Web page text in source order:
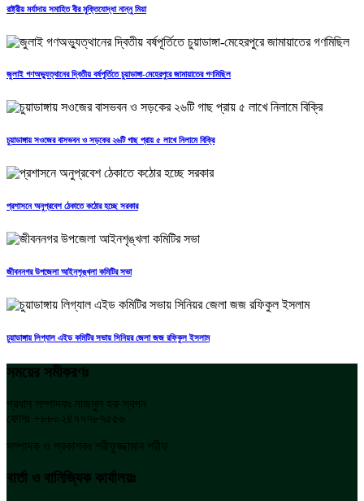
রাষ্ট্রীয় মর্যাদায় সমাহিত বীর মুক্তিযোদ্ধা নান্নু মিয়া
জুলাই গণঅভ্যুত্থানের দ্বিতীয় বর্ষপূর্তিতে চুয়াডাঙ্গা-মেহেরপুরে জামায়াতের গণমিছিল
চুয়াডাঙ্গায় সওজের বাসভবন ও সড়কের ২৬টি গাছ প্রায় ৫ লাখে নিলামে বিক্রি
প্রশাসনে অনুপ্রবেশ ঠেকাতে কঠোর হচ্ছে সরকার
জীবননগর উপজেলা আইনশৃঙ্খলা কমিটির সভা
চুয়াডাঙ্গায় লিগ্যাল এইড কমিটির সভায় সিনিয়র জেলা জজ রফিকুল ইসলাম
সময়ের সমীকরণঃ
প্রধান সম্পাদকঃ নাজমুল হক স্বপন
ফোনঃ +৮৮০২৪৭৭৭৮৭৫৫৬
সম্পাদক ও প্রকাশকঃ শরীফুজ্জামান শরীফ
বার্তা ও বানিজ্যিক কার্যালয়ঃ